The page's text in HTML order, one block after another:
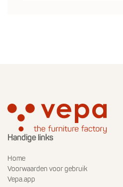
Handige links
Home
Voorwaarden voor gebruik
Vepa.app